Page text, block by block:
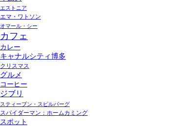
エストニア
エマ・ワトソン
オマール・シー
カフェ
カレー
キャナルシティ博多
クリスマス
グルメ
コーヒー
ジブリ
スティーブン・スピルバーグ
スパイダーマン：ホームカミング
スポット